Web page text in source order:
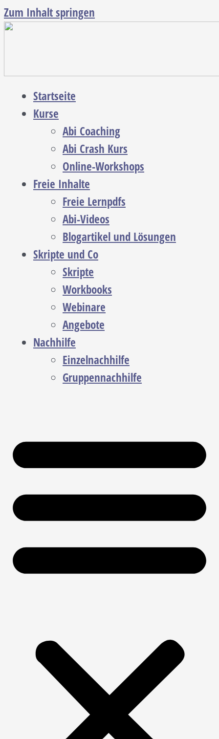
Zum Inhalt springen
Startseite
Kurse
Abi Coaching
Abi Crash Kurs
Online-Workshops
Freie Inhalte
Freie Lernpdfs
Abi-Videos
Blogartikel und Lösungen
Skripte und Co
Skripte
Workbooks
Webinare
Angebote
Nachhilfe
Einzelnachhilfe
Gruppennachhilfe